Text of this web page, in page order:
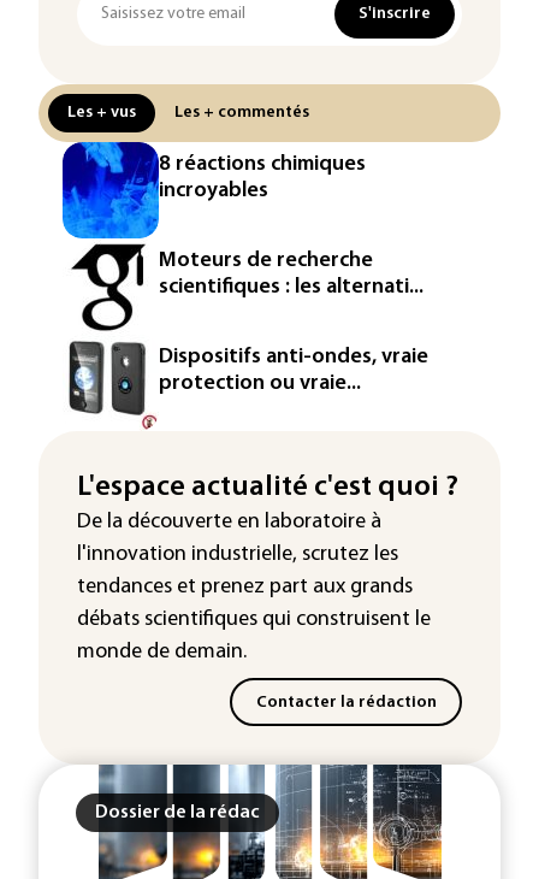
S'inscrire
Les + vus Les + commentés
8 réactions chimiques
incroyables
Moteurs de recherche
scientifiques : les alternati...
Dispositifs anti-ondes, vraie
protection ou vraie...
L'espace actualité c'est quoi ?
De la découverte en laboratoire à
l'innovation industrielle, scrutez les
tendances et prenez part aux grands
débats scientifiques qui construisent le
monde de demain.
Contacter la rédaction
Dossier de la rédac